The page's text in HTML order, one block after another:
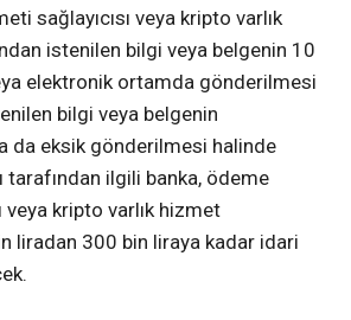
sağlayıcısı veya kripto varlık
istenilen bilgi veya belgenin 10
elektronik ortamda gönderilmesi
bilgi veya belgenin
da eksik gönderilmesi halinde
tarafından ilgili banka, ödeme
veya kripto varlık hizmet
liradan 300 bin liraya kadar idari